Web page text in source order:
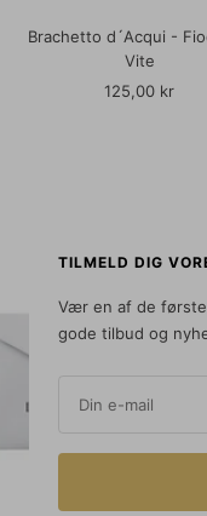
Brachetto d´Acqui -
Vite
Udsalgspris
125,00 kr
TILMELD DIG
Vær en af de
gode tilbud og
Din e-mail